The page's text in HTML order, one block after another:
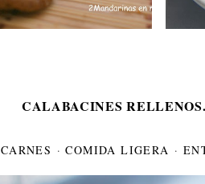
CALABACINES
CARNES ·COMIDA LIGERA ·